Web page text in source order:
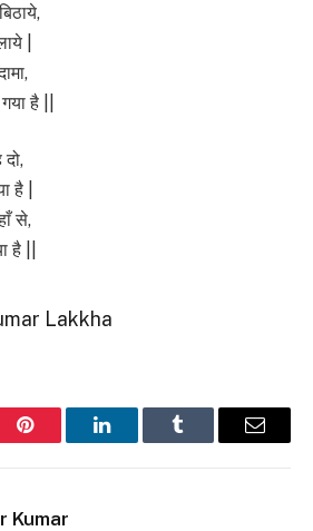
|
है ||
है |
से,
है ||
Lakkha
Pinterest LinkedInTumblr Email
Kumar